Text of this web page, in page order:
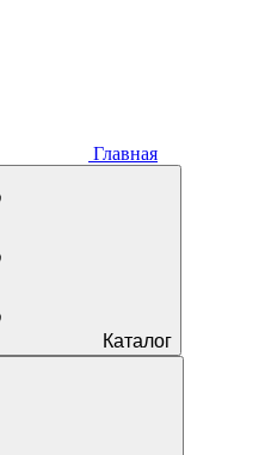
Главная
Каталог